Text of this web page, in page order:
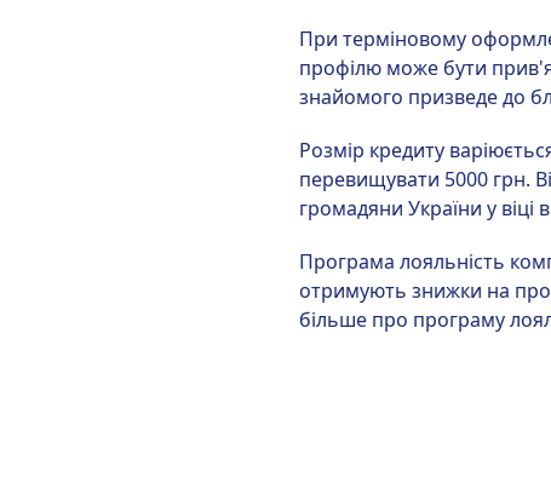
При терміновому
профілю може бути
знайомого призведе до
Розмір кредиту
перевищувати 5000 грн.
громадяни України у віці
Програма лояльність
отримують знижки на
більше про програму